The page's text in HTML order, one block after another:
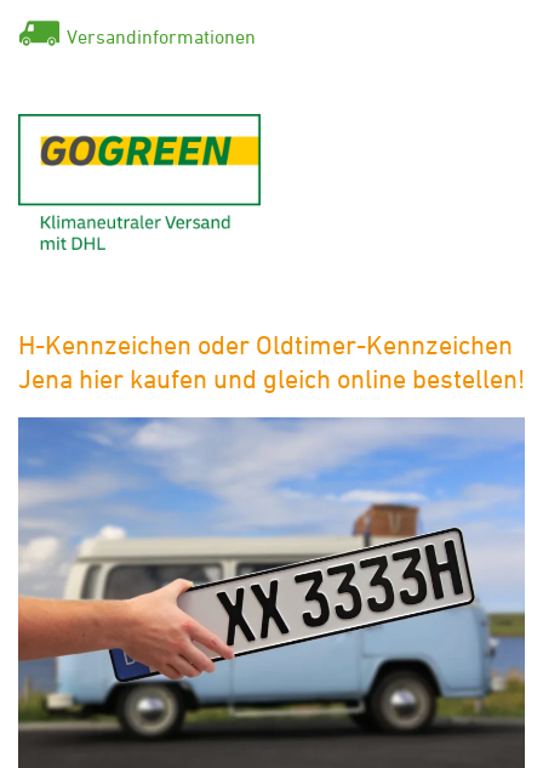
Versandinformationen
H-Kennzeichen oder Oldtimer-Kennzeichen
Jena hier kaufen und gleich online bestellen!